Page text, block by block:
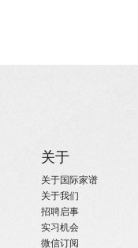
关于
关于国际家谱
关于我们
招聘启事
实习机会
微信订阅